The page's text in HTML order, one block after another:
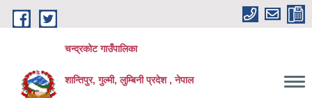
Skip to main content
चन्द्रकोट गाउँपालिका
शान्तिपुर, गुल्मी, लुम्बिनी प्रदेश , नेपाल